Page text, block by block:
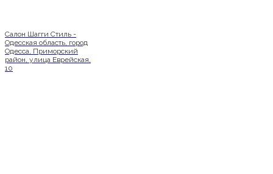
Салон Шагги Стиль -
Одесская область, город
Одесса, Приморский
район, улица Еврейская,
10